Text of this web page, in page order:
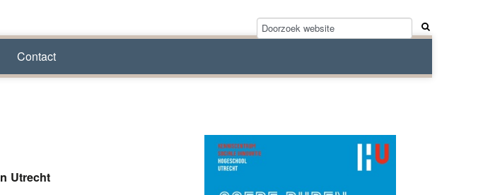
Contact
Utrecht